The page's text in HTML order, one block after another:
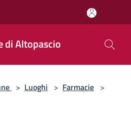
di Altopascio
> Luoghi > Farmacie >